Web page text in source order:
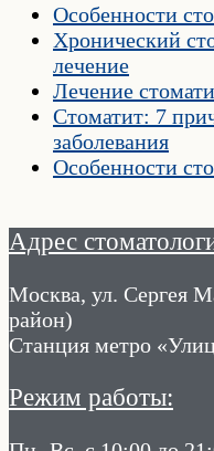
Особенности
Хронический
лечение
Лечение
Стоматит: 7
заболевания
Особенности
Адрес
Москва, ул. Сергея
район)
Станция метро
Режим работы: